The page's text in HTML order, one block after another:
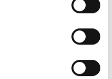
E’ MORTO